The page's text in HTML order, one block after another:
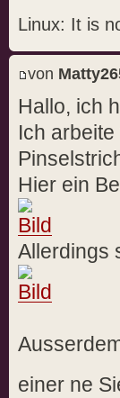
Linux: It is
von
Hallo, ich
Ich
Hier ein
Allerdings
einer ne